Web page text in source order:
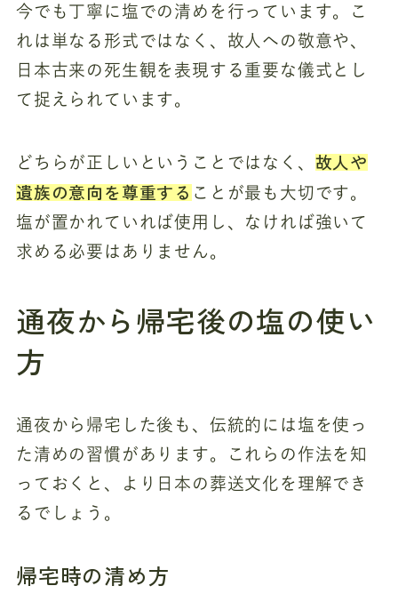
今でも丁寧に塩での清めを行っています。こ
れは単なる形式ではなく、故人への敬意や、
日本古来の死生観を表現する重要な儀式とし
て捉えられています。
どちらが正しいということではなく、 故人や
遺族の意向を尊重することが最も大切です。
塩が置かれていれば使用し、なければ強いて
求める必要はありません。
通夜から帰宅後の塩の使い
方
通夜から帰宅した後も、伝統的には塩を使っ
た清めの習慣があります。これらの作法を知
っておくと、より日本の葬送文化を理解でき
るでしょう。
帰宅時の清め方